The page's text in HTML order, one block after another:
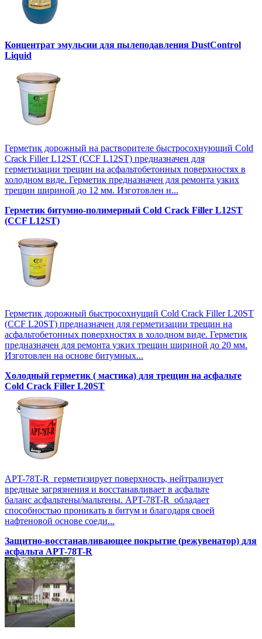
Концентрат эмульсии для пылеподавления DustControl
Liquid
Герметик дорожный на растворителе быстросохнующий Cold
Crack Filler L12SТ (CCF L12SТ) предназначен для
герметизации трещин на асфальтобетонных поверхностях в
холодном виде. Герметик предназначен для ремонта узких
трещин шириной до 12 мм. Изготовлен н...
Герметик битумно-полимерный Cold Crack Filler L12SТ
(CCF L12SТ)
Герметик дорожный быстросохнущий Cold Crack Filler L20SТ
(CCF L20SТ) предназначен для герметизации трещин на
асфальтобетонных поверхностях в холодном виде. Герметик
предназначен для ремонта узких трещин шириной до 20 мм.
Изготовлен на основе битумных...
Холодный герметик ( мастика) для трещин на асфальте
Cold Crack Filler L20SТ
APT-78T-R герметизирует поверхность, нейтрализует
вредные загрязнения и восстанавливает в асфальте
баланс асфальтены/мальтены. APT-78T-R обладает
способностью проникать в битум и благодаря своей
нафтеновой основе соеди...
Защитно-восстанавливающее покрытие (режувенатор) для
асфальта APT-78T-R